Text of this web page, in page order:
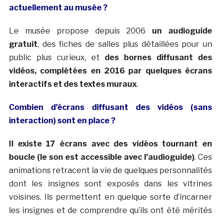
actuellement au musée ?
Le musée propose depuis 2006 un audioguide
gratuit, des fiches de salles plus détaillées pour un
public plus curieux, et des bornes diffusant des
vidéos, complétées en 2016 par quelques écrans
interactifs et des textes muraux.
Combien d’écrans diffusant des vidéos (sans
interaction) sont en place ?
Il existe 17 écrans avec des vidéos tournant en
boucle (le son est accessible avec l’audioguide). Ces
animations retracent la vie de quelques personnalités
dont les insignes sont exposés dans les vitrines
voisines. Ils permettent en quelque sorte d’incarner
les insignes et de comprendre qu’ils ont été mérités